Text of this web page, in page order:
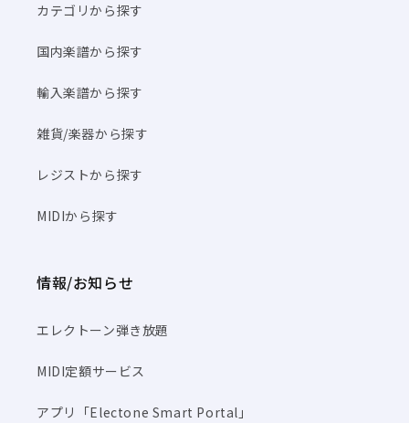
カテゴリから探す
国内楽譜から探す
輸入楽譜から探す
雑貨/楽器から探す
レジストから探す
MIDIから探す
情報/お知らせ
エレクトーン弾き放題
MIDI定額サービス
アプリ「Electone Smart Portal」